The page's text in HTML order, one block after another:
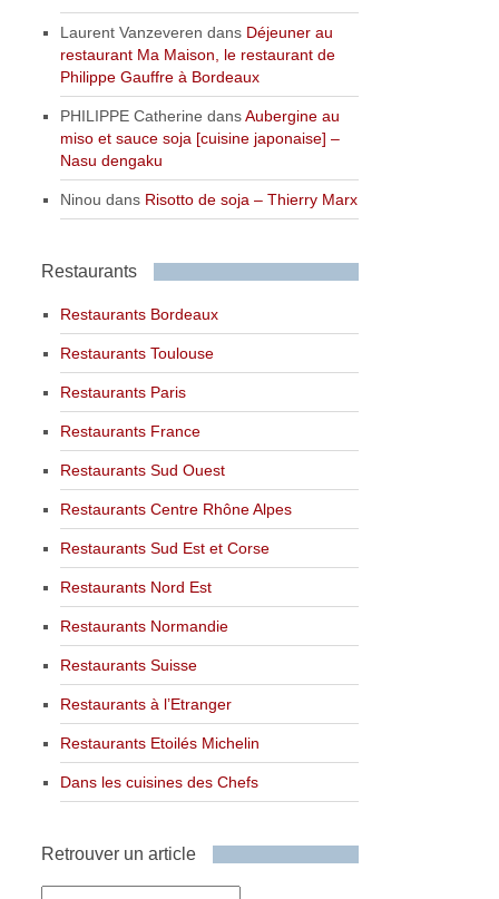
Laurent Vanzeveren dans Déjeuner au
restaurant Ma Maison, le restaurant de
Philippe Gauffre à Bordeaux
PHILIPPE Catherine dansAubergine au
miso et sauce soja [cuisine japonaise] –
Nasu dengaku
Ninou dans Risotto de soja – Thierry Marx
Restaurants
Restaurants Bordeaux
Restaurants Toulouse
Restaurants Paris
Restaurants France
Restaurants Sud Ouest
Restaurants Centre Rhône Alpes
Restaurants Sud Est et Corse
Restaurants Nord Est
Restaurants Normandie
Restaurants Suisse
Restaurants à l’Etranger
Restaurants Etoilés Michelin
Dans les cuisines des Chefs
Retrouver un article